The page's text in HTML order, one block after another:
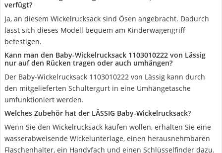
verfügt?
Ja, an diesem Wickelrucksack sind Ösen angebracht. Dadurch
lässt sich dieses Modell bequem am Kinderwagengriff
befestigen.
Kann man den Baby-Wickelrucksack 1103010222 von Lässig
nur auf den Rücken tragen oder auch umhängen?
Der Baby-Wickelrucksack 1103010222 von Lässig kann durch
den mitgelieferten Schultergurt in eine Umhängetasche
umfunktioniert werden.
Welches Zubehör hat der LÄSSIG Baby-Wickelrucksack?
Wenn Sie den Wickelrucksack kaufen wollen, erhalten Sie eine
wasserabweisende Wickelunterlage, einen herausnehmbaren
Flaschenhalter, ein Handyfach und einen Schlüsselfinder dazu.